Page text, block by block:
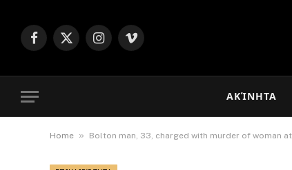
Facebook
X
Instagram
Vimeo
ΑΚΊΝΗΤΑ
Home » Bolton man, 33, charged with murder of woman